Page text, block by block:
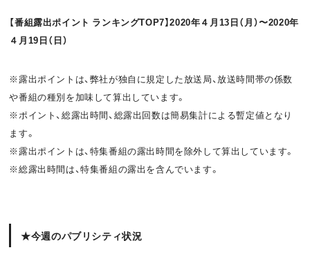
o
t
【番組露出ポイント ランキングTOP7】2020年４月13日（月）〜2020年
４月19日（日）
※露出ポイントは、弊社が独自に規定した放送局、放送時間帯の係数
や番組の種別を加味して算出しています。
※ポイント、総露出時間、総露出回数は簡易集計による暫定値となり
ます。
※露出ポイントは、特集番組の露出時間を除外して算出しています。
※総露出時間は、特集番組の露出を含んでいます。
★今週のパブリシティ状況